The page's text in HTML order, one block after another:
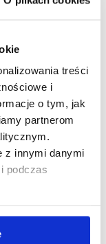
treści
i
o tym, jak
partnerom
z innymi danymi
podczas
musi mieć dane
wiedzy
na
własne?